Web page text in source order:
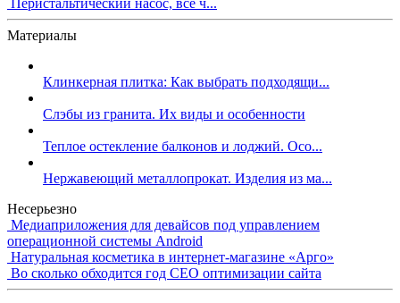
Перистальтический насос, все ч...
Материалы
Клинкерная плитка: Как выбрать подходящи...
Слэбы из гранита. Их виды и особенности
Теплое остекление балконов и лоджий. Осо...
Нержавеющий металлопрокат. Изделия из ма...
Несерьезно
Медиаприложения для девайсов под управлением
операционной системы Android
Натуральная косметика в интернет-магазине «Арго»
Во сколько обходится год СЕО оптимизации сайта